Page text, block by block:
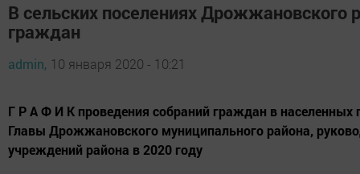
В сельских поселениях Дрожжановского
граждан
admin, 10 января 2020 - 10:21
Г Р А Ф И К проведения собраний граждан в населенных
Главы Дрожжановского муниципального района,
учреждений района в 2020 году